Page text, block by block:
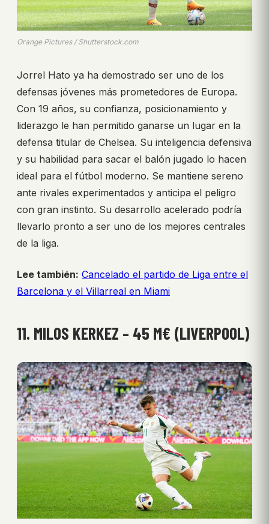
Orange Pictures / Shutterstock.com
Jorrel Hato ya ha demostrado ser uno de los
defensas jóvenes más prometedores de Europa.
Con 19 años, su confianza, posicionamiento y
liderazgo le han permitido ganarse un lugar en la
defensa titular de Chelsea. Su inteligencia defensiva
y su habilidad para sacar el balón jugado lo hacen
ideal para el fútbol moderno. Se mantiene sereno
ante rivales experimentados y anticipa el peligro
con gran instinto. Su desarrollo acelerado podría
llevarlo pronto a ser uno de los mejores centrales
de la liga.
Lee también: Cancelado el partido de Liga entre el
Barcelona y el Villarreal en Miami
11. MILOS KERKEZ – 45 M€ (LIVERPOOL)